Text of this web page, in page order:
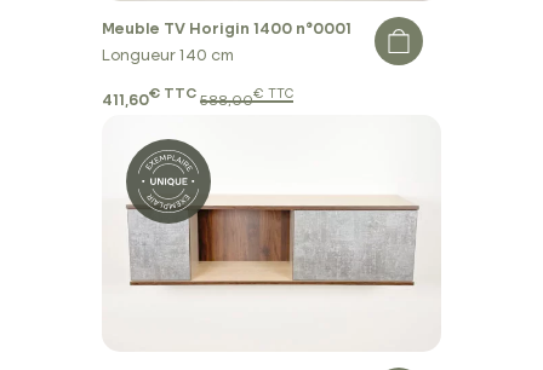
Meuble TV Horigin 1400 n°0001
Longueur 140 cm
411,60€ TTC
588,00
€ TTC